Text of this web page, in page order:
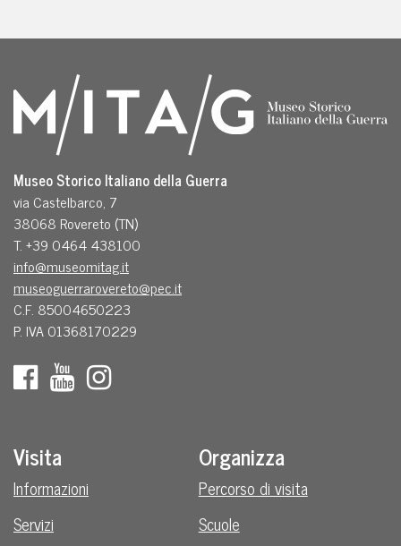
Museo Storico Italiano della Guerra
via Castelbarco, 7
38068 Rovereto (TN)
T. +39 0464 438100
info@museomitag.it
museoguerrarovereto@pec.it
C.F. 85004650223
P. IVA 01368170229
Visita
Informazioni
Servizi
Organizza
Percorso di visita
Scuole